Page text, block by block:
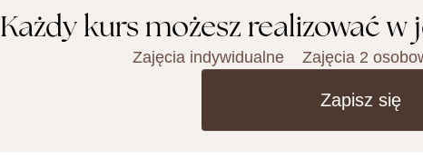
Każdy kurs możesz realizować
Zajęcia indywidualne Zajęcia 2
Zapisz się